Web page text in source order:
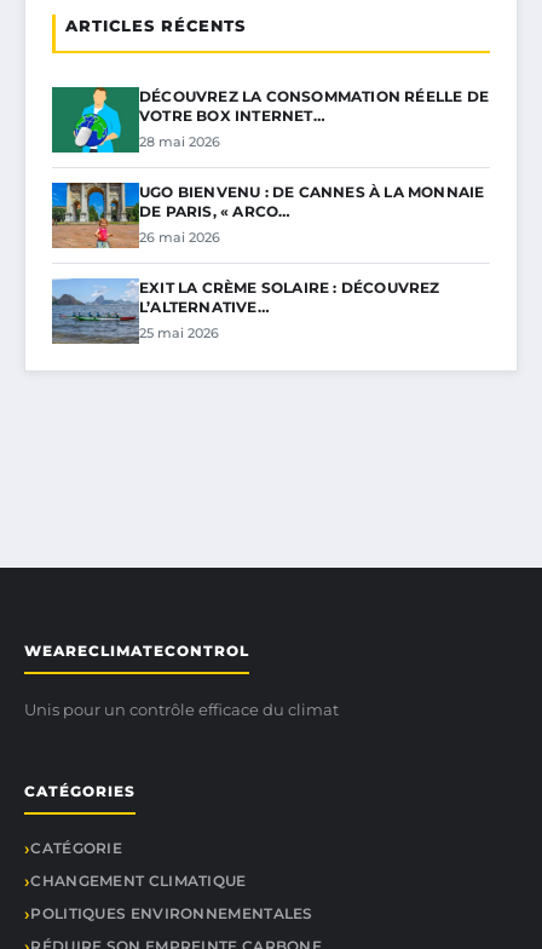
ARTICLES RÉCENTS
DÉCOUVREZ LA CONSOMMATION RÉELLE DE
VOTRE BOX INTERNET…
28 mai 2026
UGO BIENVENU : DE CANNES À LA MONNAIE
DE PARIS, « ARCO…
26 mai 2026
EXIT LA CRÈME SOLAIRE : DÉCOUVREZ
L’ALTERNATIVE…
25 mai 2026
WEARECLIMATECONTROL
Unis pour un contrôle efficace du climat
CATÉGORIES
CATÉGORIE
CHANGEMENT CLIMATIQUE
POLITIQUES ENVIRONNEMENTALES